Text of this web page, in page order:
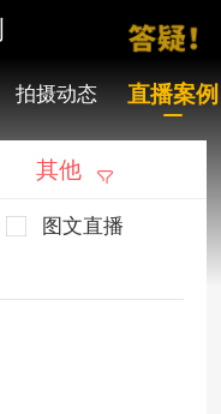
拍摄动态 直播案例
其他
图文直播